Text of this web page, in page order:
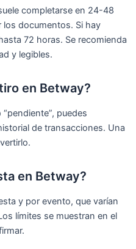
completarse en 24-48
los documentos. Si hay
72 horas. Se recomienda
y legibles.
en Betway?
puedes
de transacciones. Una
en Betway?
y por evento, que varían
límites se muestran en el